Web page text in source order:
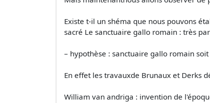
Existe t-il un shéma que nous pouvons
sacré Le sanctuaire gallo romain : très
– hypothèse : sanctuaire gallo romain
En effet les travauxde Brunaux et Derks
William van andriga : invention de